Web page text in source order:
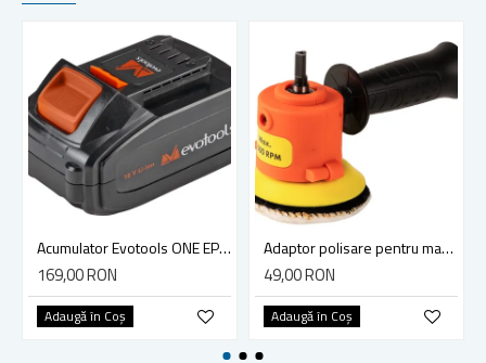
Acumulator Evotools ONE EPTO, Li-Ion, 18 V, 4 Ah
169,00 RON
Adaugă în Coş
Adaptor polisare pentru masini de insurubat, 2000 RPM, diametru 73mm
49,00 RON
Adaugă în Coş